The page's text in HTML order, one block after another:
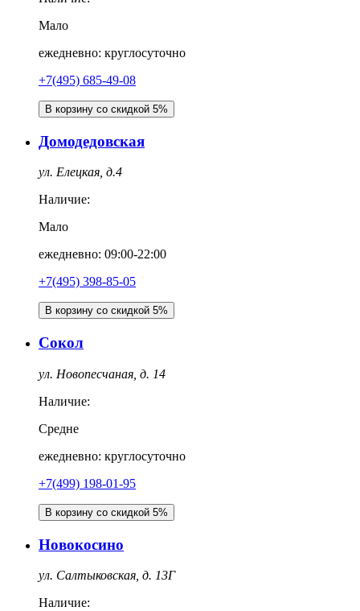
Мало
ежедневно: круглосуточно
+7(495) 685-49-08
В корзину со скидкой 5%
Домодедовская
ул. Елецкая, д.4
Наличие:
Мало
ежедневно: 09:00-22:00
+7(495) 398-85-05
В корзину со скидкой 5%
Сокол
ул. Новопесчаная, д. 14
Наличие:
Средне
ежедневно: круглосуточно
+7(499) 198-01-95
В корзину со скидкой 5%
Новокосино
ул. Салтыковская, д. 13Г
Наличие: